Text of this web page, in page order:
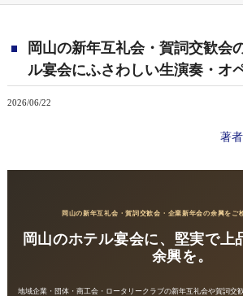
岡山の新年互礼会・賀詞交歓会
ル宴会にふさわしい生演奏・オ
2026/06/22
著
岡山の新年互礼会・賀詞交歓会・企業新年会の余興をご
岡山のホテル宴会に、堅実で上
余興を。
地域企業・団体・商工会・ロータリークラブの新年互礼会や賀詞交